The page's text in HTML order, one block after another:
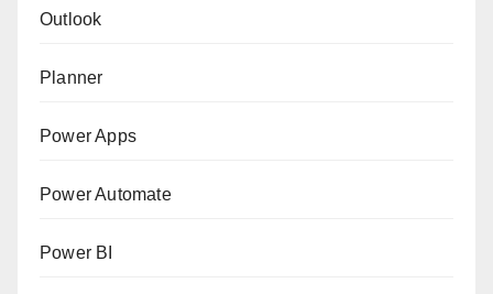
Outlook
Planner
Power Apps
Power Automate
Power BI